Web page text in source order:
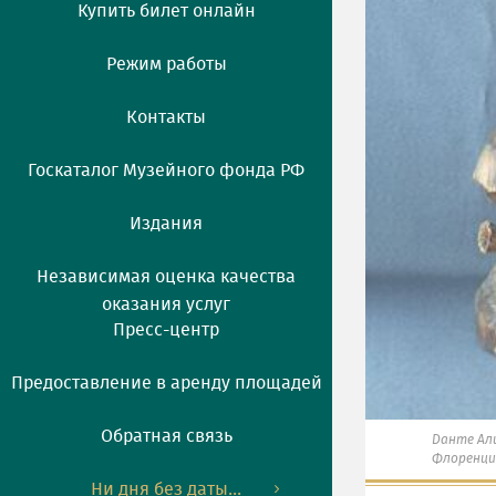
Купить билет онлайн
Режим работы
Контакты
Госкаталог Музейного фонда РФ
Издания
Независимая оценка качества
оказания услуг
Пресс-центр
Предоставление в аренду площадей
Обратная связь
Ни дня без даты...
Данте